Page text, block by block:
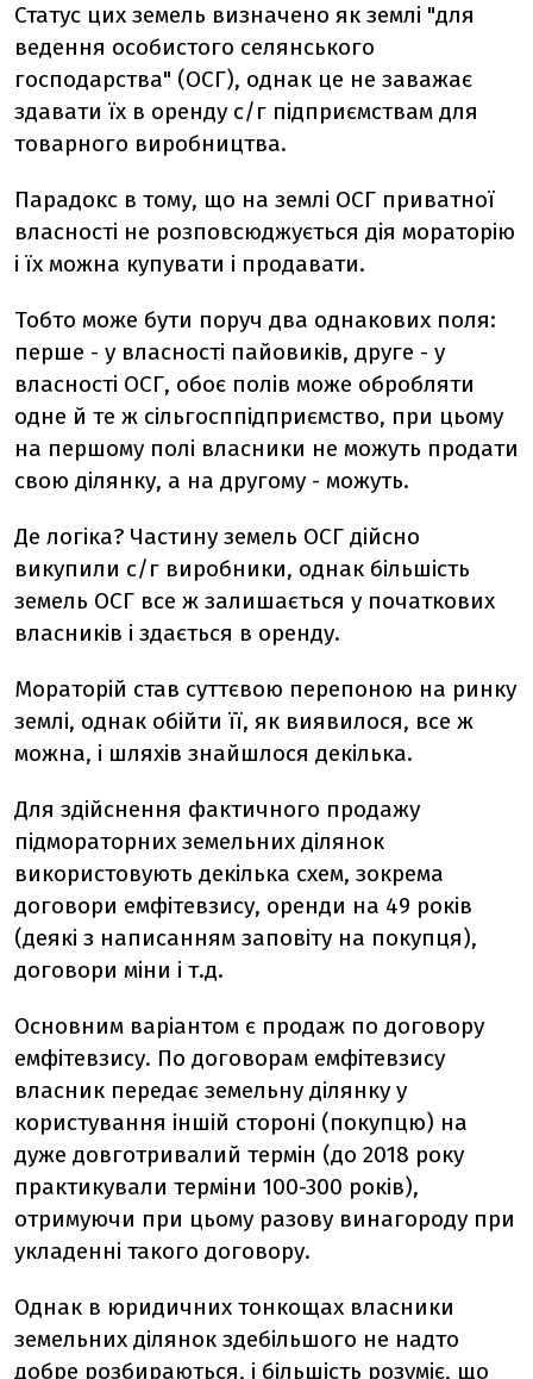
Статус цих земель визначено як землі "для
ведення особистого селянського
господарства" (ОСГ), однак це не заважає
здавати їх в оренду с/г підприємствам для
товарного виробництва.
Парадокс в тому, що на землі ОСГ приватної
власності не розповсюджується дія мораторію
і їх можна купувати і продавати.
Тобто може бути поруч два однакових поля:
перше - у власності пайовиків, друге - у
власності ОСГ, обоє полів може обробляти
одне й те ж сільгосппідприємство, при цьому
на першому полі власники не можуть продати
свою ділянку, а на другому - можуть.
Де логіка? Частину земель ОСГ дійсно
викупили с/г виробники, однак більшість
земель ОСГ все ж залишається у початкових
власників і здається в оренду.
Мораторій став суттєвою перепоною на ринку
землі, однак обійти її, як виявилося, все ж
можна, і шляхів знайшлося декілька.
Для здійснення фактичного продажу
підмораторних земельних ділянок
використовують декілька схем, зокрема
договори емфітевзису, оренди на 49 років
(деякі з написанням заповіту на покупця),
договори міни і т.д.
Основним варіантом є продаж по договору
емфітевзису. По договорам емфітевзису
власник передає земельну ділянку у
користування іншій стороні (покупцю) на
дуже довготривалий термін (до 2018 року
практикували терміни 100-300 років),
отримуючи при цьому разову винагороду при
укладенні такого договору.
Однак в юридичних тонкощах власники
земельних ділянок здебільшого не надто
добре розбираються, і більшість розуміє, що